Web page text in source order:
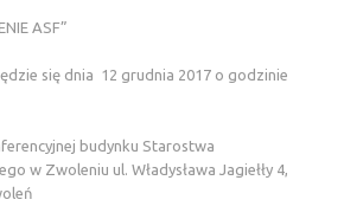
ASF”
się dnia 12 grudnia 2017 o godzinie
budynku Starostwa
w Zwoleniu ul. Władysława Jagiełły 4,